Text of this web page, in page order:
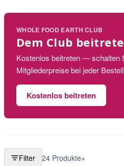
WHOLE FOOD EARTH CLUB
Dem Club
Kostenlos beitreten — schalten
Mitgliederpreise bei jeder
Kostenlos beitreten
Filter 24 Produkte+